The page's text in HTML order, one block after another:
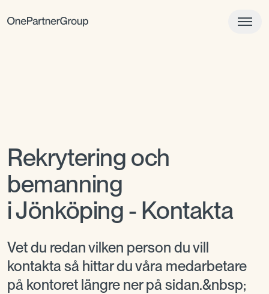
Rekrytering och
bemanning
i Jönköping - Kontakta
Vet du redan vilken person du vill
kontakta så hittar du våra medarbetare
på kontoret längre ner på sidan.&nbsp;